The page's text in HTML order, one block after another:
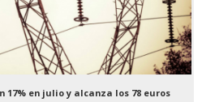
en julio y alcanza los 78 euros